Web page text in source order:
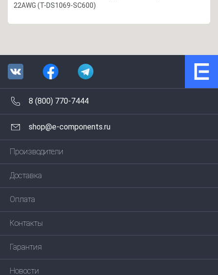
22AWG (T-DS1069-SC600)
8 (800) 770-7444
shop@e-components.ru
Производители
Доставка
Оплата
Контакты
Гарантия
Новости